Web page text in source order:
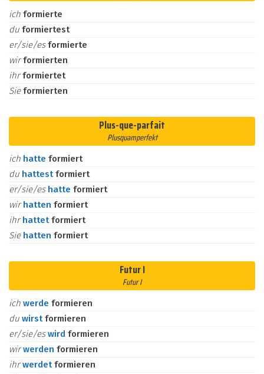
ich formierte
du formiertest
er/sie/esformierte
wirformierten
ihrformiertet
Sieformierten
Plus-que-parfait
Plusquamperfekt
ich hatte formiert
du hattestformiert
er/sie/es hatte formiert
wirhatten formiert
ihrhattetformiert
Sie hatten formiert
Futur I
Futur I
ich werde formieren
du wirstformieren
er/sie/eswird formieren
wirwerden formieren
ihrwerdetformieren